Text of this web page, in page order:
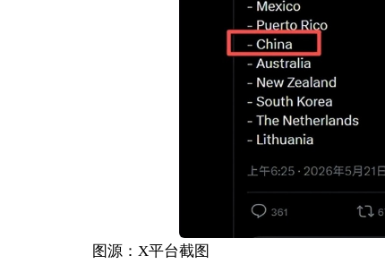
图源：X平台截图